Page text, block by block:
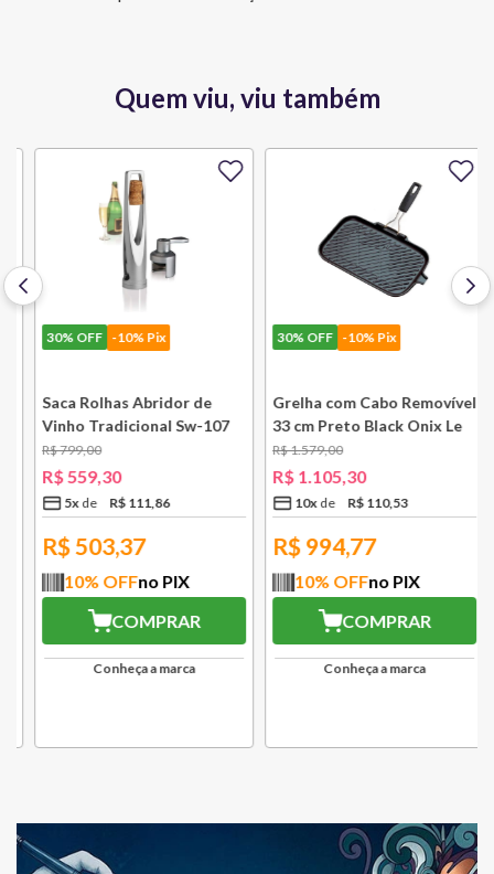
Quem viu, viu também
30%OFF -10% Pix
Saca Rolhas Abridor de
Vinho Tradicional Sw-107
Ply Le Creuset
R$799,00
R$559,30
5x R$111,86
R$503,37
10% OFFno PIX
COMPRAR
Conheça a marca
30%OFF -10% Pix
Grelha com Cabo Removível
33 cm Preto Black Onix Le
Creuset
R$1.579,00
R$1 .105,30
10x R$110,53
R$994,77
10% OFFno PIX
COMPRAR
Conheça a marca